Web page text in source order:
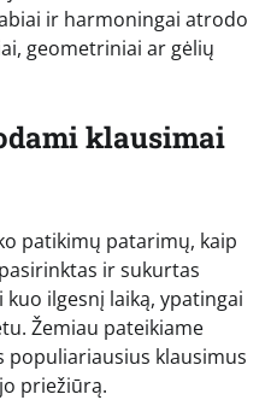
ir harmoningai atrodo
geometriniai ar gėlių
klausimai
patikimų patarimų, kaip
ir sukurtas
ilgesnį laiką, ypatingai
Žemiau pateikiame
populiariausius klausimus
priežiūrą.